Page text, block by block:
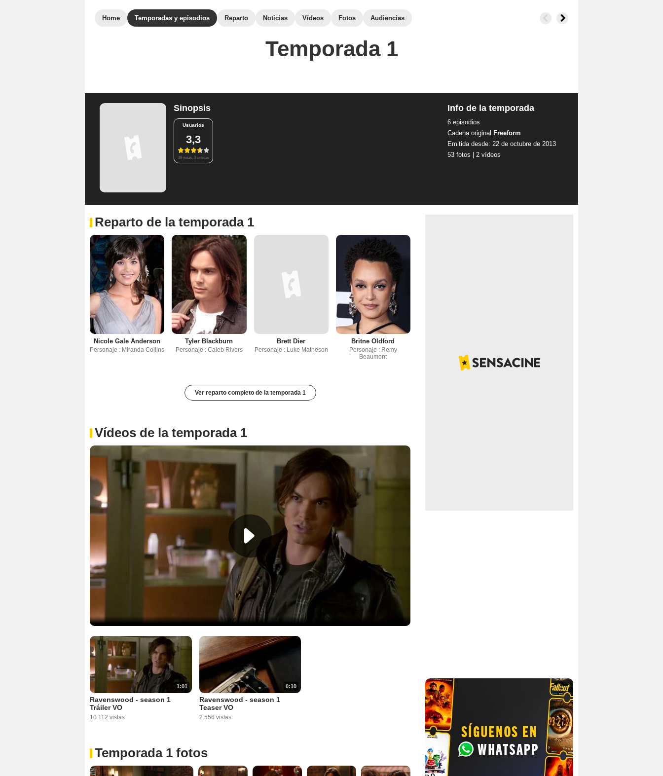
Home Temporadas y episodios Reparto Noticias Vídeos Fotos Audiencias
Temporada 1
Sinopsis
Usuarios
3,3
39 notas, 3 críticas
Info de la temporada
6 episodios
Cadena original Freeform
Emitida desde: 22 de octubre de 2013
53 fotos
2 vídeos
Reparto de la temporada 1
Nicole Gale Anderson
Personaje : Miranda Collins
Tyler Blackburn
Personaje : Caleb Rivers
Brett Dier
Personaje : Luke Matheson
Britne Oldford
Personaje : Remy
Beaumont
Ver reparto completo de la temporada 1
Vídeos de la temporada 1
1:01
Ravenswood - season 1
Tráiler VO
10.112 vistas
0:10
Ravenswood - season 1
Teaser VO
2.556 vistas
Temporada 1 fotos